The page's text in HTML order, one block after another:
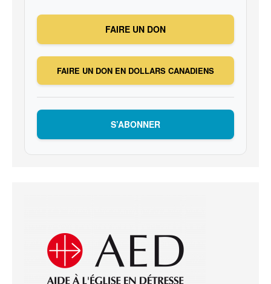
FAIRE UN DON
FAIRE UN DON EN DOLLARS CANADIENS
S’ABONNER